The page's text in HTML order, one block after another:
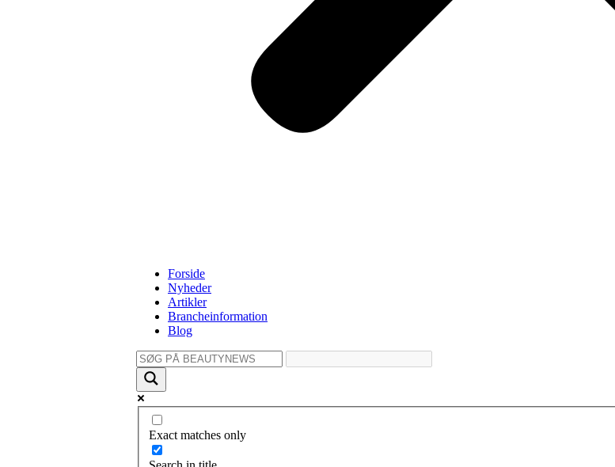
Forside
Nyheder
Artikler
Brancheinformation
Blog
Exact matches only